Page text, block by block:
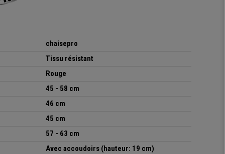
chaisepro
Tissu résistant
Rouge
45 - 58 cm
46 cm
45 cm
57 - 63 cm
Avec accoudoirs (hauteur: 19 cm)